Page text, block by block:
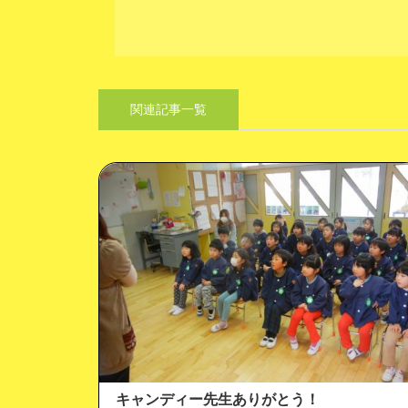
関連記事一覧
キャンディー先生ありがとう！